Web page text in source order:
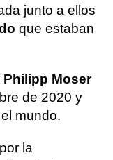
junto a ellos
que estaban
Philipp Moser
de 2020 y
mundo.
la